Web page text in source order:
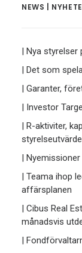
NEWS |
| Nya styrelser
| Det som
| Garanter,
| Investor
| R-aktiviter,
|
| Teama ihop
affärsplanen
| Cibus Real
månadsvis
|